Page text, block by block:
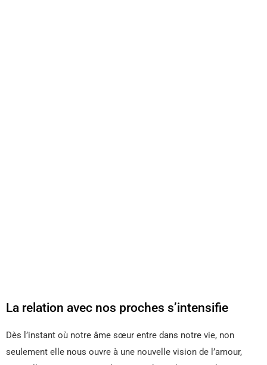
La relation avec nos proches s’intensifie
Dès l’instant où notre âme sœur entre dans notre vie, non
seulement elle nous ouvre à une nouvelle vision de l’amour,